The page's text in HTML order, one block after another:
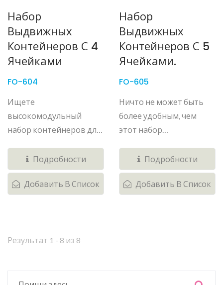
Набор
Выдвижных
Контейнеров С 4
Ячейками
FO-604
Ищете
высокомодульный
набор контейнеров для
Подробности
Добавить В Список
Набор
Выдвижных
Контейнеров С 5
Ячейками.
FO-605
Ничто не может быть
более удобным, чем
этот набор
Подробности
Добавить В Список
Результат 1 - 8 из 8